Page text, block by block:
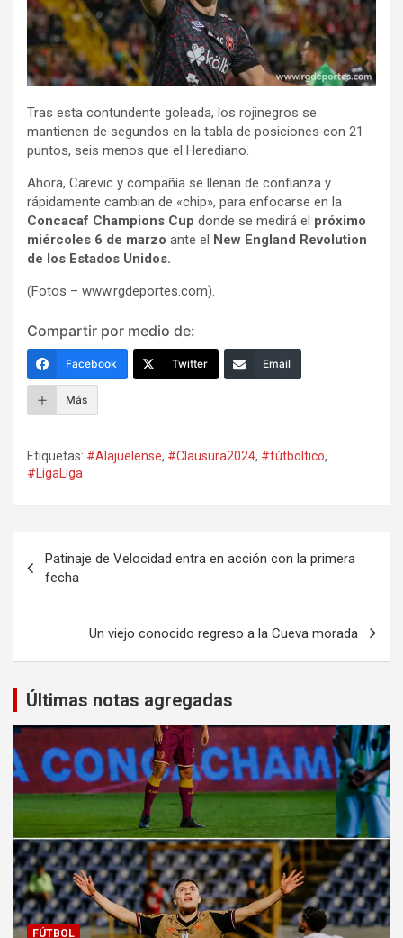
Tras esta contundente goleada, los rojinegros se
mantienen de segundos en la tabla de posiciones con 21
puntos, seis menos que el Herediano.
Ahora, Carevic y compañía se llenan de confianza y
rápidamente cambian de «chip», para enfocarse en la
Concacaf Champions Cup donde se medirá el próximo
miércoles 6 de marzo ante el New England Revolution
de los Estados Unidos.
(Fotos – www.rgdeportes.com).
Compartir por medio de:
Facebook Twitter Email
Más
Etiquetas: #Alajuelense, #Clausura2024, #fútboltico,
#LigaLiga
de
entradas
Patinaje de Velocidad entra en acción con la primera
fecha
Un viejo conocido regreso a la Cueva morada
Últimas notas agregadas
FÚTBOL